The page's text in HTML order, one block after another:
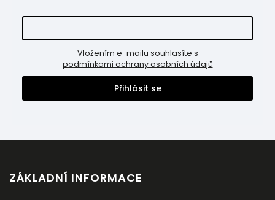
podmínkami ochrany osobních údajů
Přihlásit se
ZÁKLADNÍ INFORMACE